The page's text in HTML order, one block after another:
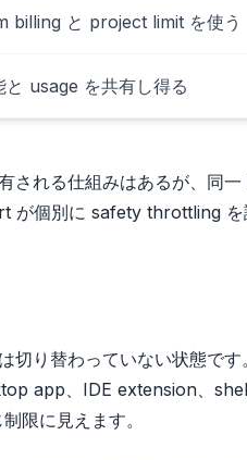
billing と project limit を使う
と usage を共有し得る
される仕組みはあるが、同
が個別に safety throttling
切り替わっていない状態で
app、IDE extension、shell
限に見えます。